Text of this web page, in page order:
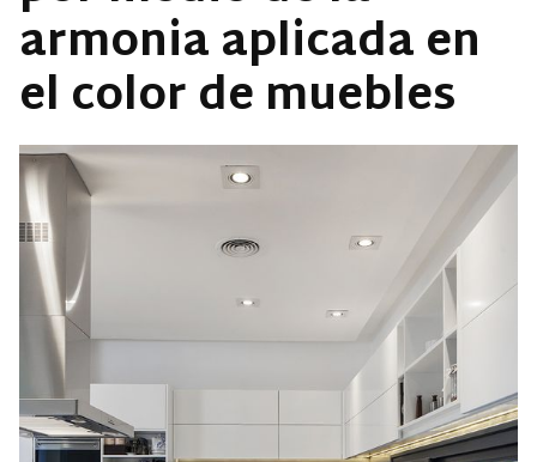
armonia aplicada en
el color de muebles